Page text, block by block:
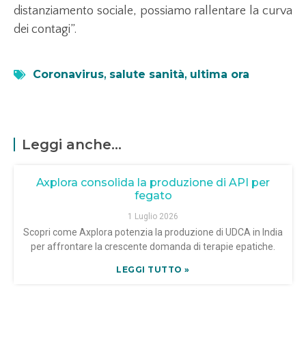
distanziamento sociale, possiamo rallentare la curva
dei contagi”.
Coronavirus, salute sanità, ultima ora
Leggi anche...
Axplora consolida la produzione di API per
fegato
1 Luglio 2026
Scopri come Axplora potenzia la produzione di UDCA in India
per affrontare la crescente domanda di terapie epatiche.
LEGGI TUTTO »